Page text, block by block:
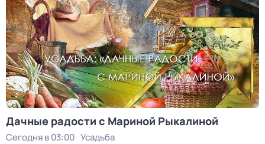
Дачные радости с Мариной Рыкалиной
Сегодня в 03:00 Усадьба